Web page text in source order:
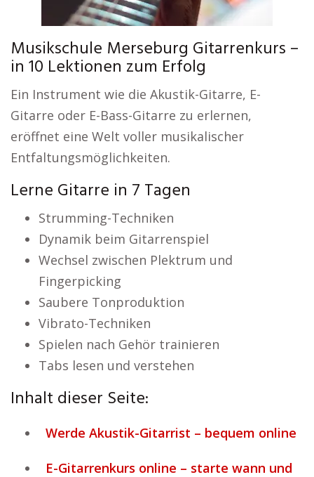
Musikschule Merseburg Gitarrenkurs –
in 10 Lektionen zum Erfolg
Ein Instrument wie die Akustik-Gitarre, E-
Gitarre oder E-Bass-Gitarre zu erlernen,
eröffnet eine Welt voller musikalischer
Entfaltungsmöglichkeiten.
Lerne Gitarre in 7 Tagen
Strumming-Techniken
Dynamik beim Gitarrenspiel
Wechsel zwischen Plektrum und
Fingerpicking
Saubere Tonproduktion
Vibrato-Techniken
Spielen nach Gehör trainieren
Tabs lesen und verstehen
Inhalt dieser Seite:
Werde Akustik-Gitarrist – bequem online
E-Gitarrenkurs online – starte wann und